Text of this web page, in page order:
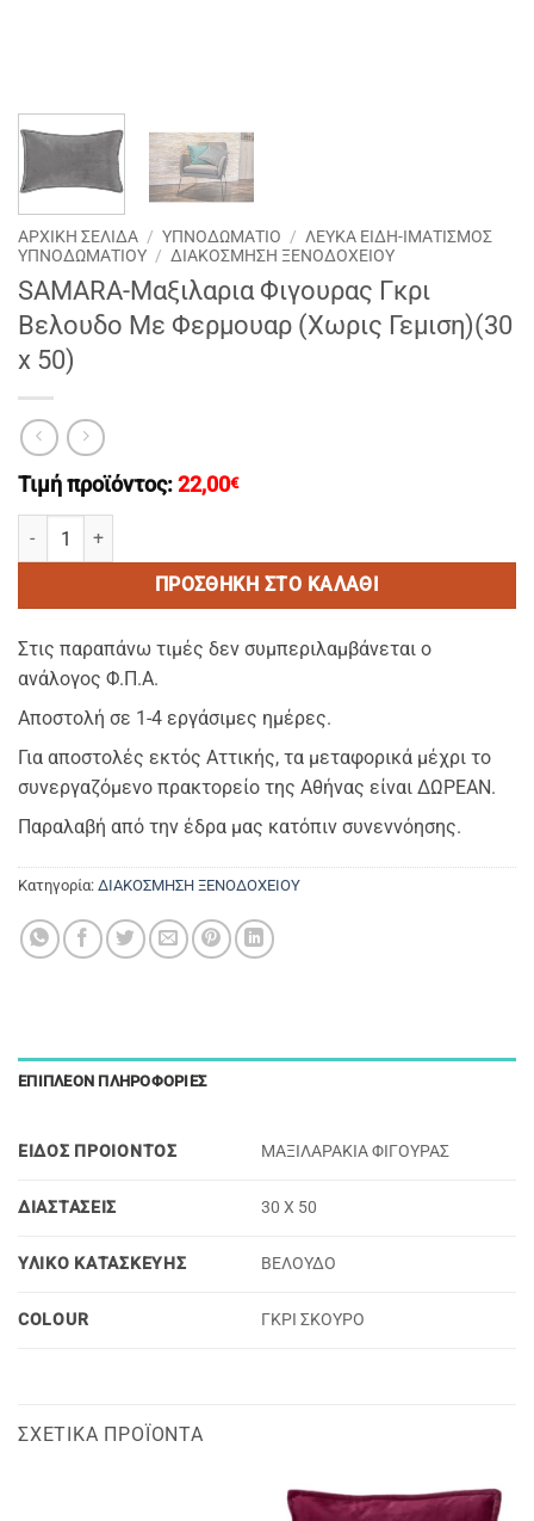
ΑΡΧΙΚΉ ΣΕΛΊΔΑ / ΥΠΝΟΔΩΜΑΤΙΟ / ΛΕΥΚΑ ΕΙΔΗ-ΙΜΑΤΙΣΜΟΣ
ΥΠΝΟΔΩΜΑΤΙΟΥ / ΔΙΑΚΟΣΜΗΣΗ ΞΕΝΟΔΟΧΕΙΟΥ
SAMARA-Μαξιλαρια Φιγουρας Γκρι
Βελουδο Με Φερμουαρ (Χωρις Γεμιση)(30
x 50)
Τιμή προϊόντος: 22,00€
SAMARA-Μαξιλαρια Φιγουρας Γκρι Βελουδο Με Φερμουαρ (Χωρις
ΠΡΟΣΘΉΚΗ ΣΤΟ ΚΑΛΆΘΙ
Στις παραπάνω τιμές δεν συμπεριλαμβάνεται ο
ανάλογος Φ.Π.Α.
Αποστολή σε 1-4 εργάσιμες ημέρες.
Για αποστολές εκτός Αττικής, τα μεταφορικά μέχρι το
συνεργαζόμενο πρακτορείο της Αθήνας είναι ΔΩΡΕΑΝ.
Παραλαβή από την έδρα μας κατόπιν συνεννόησης.
Κατηγορία: ΔΙΑΚΟΣΜΗΣΗ ΞΕΝΟΔΟΧΕΙΟΥ
ΕΠΙΠΛΈΟΝ ΠΛΗΡΟΦΟΡΊΕΣ
ΕΙΔΟΣ ΠΡΟΙΟΝΤΟΣ ΜΑΞΙΛΑΡΑΚΙΑ ΦΙΓΟΥΡΑΣ
ΔΙΑΣΤΑΣΕΙΣ 30 Χ 50
ΥΛΙΚΟ ΚΑΤΑΣΚΕΥΗΣ ΒΕΛΟΥΔΟ
COLOUR ΓΚΡΙ ΣΚΟΥΡΟ
ΣΧΕΤΙΚΆ ΠΡΟΪΌΝΤΑ